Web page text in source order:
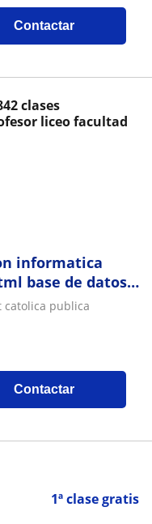
Contactar
clases
liceo facultad
informatica
base de datos
catolica publica
Contactar
1ª clase gratis